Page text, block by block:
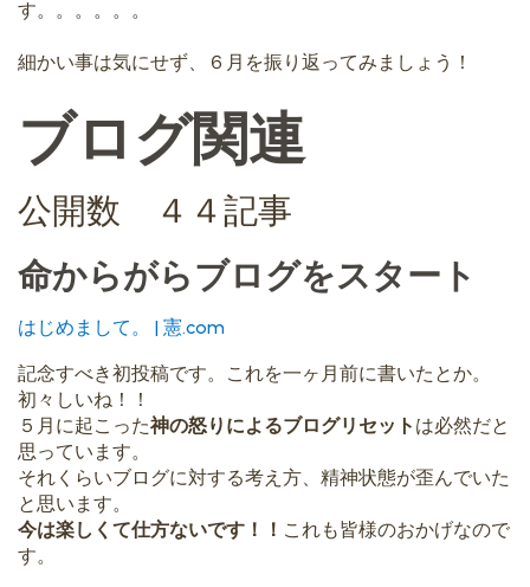
す。。。。。。
細かい事は気にせず、６月を振り返ってみましょう！
ブログ関連
公開数 ４４記事
命からがらブログをスタート
はじめまして。 | 憲.com
記念すべき初投稿です。これを一ヶ月前に書いたとか。
初々しいね！！
５月に起こった神の怒りによるブログリセット は必然だと
思っています。
それくらいブログに対する考え方、精神状態が歪んでいた
と思います。
今は楽しくて仕方ないです！！ これも皆様のおかげなので
す。